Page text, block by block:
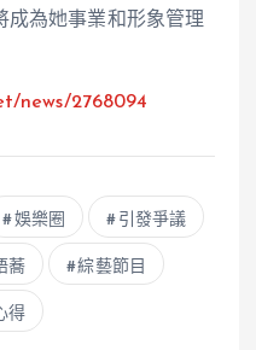
成為她事業和形象管理
news/2768094
娛樂圈 引發爭議
蕎 綜藝節目
得